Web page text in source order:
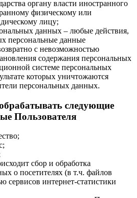
органу власти иностранного
физическому или
лицу;
данных – любые действия,
персональные данные
с невозможностью
содержания персональных
системе персональных
которых уничтожаются
персональных данных.
следующие
Пользователя
сбор и обработка
о посетителях (в т.ч. файлов
сервисов интернет-статистики